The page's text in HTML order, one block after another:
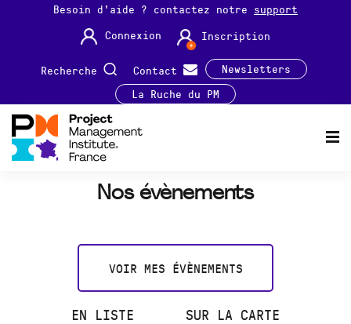
Besoin d'aide ? contactez notre support
Connexion
Inscription
Recherche Contact
Newsletters
La Ruche du PM
Nos évènements
VOIR MES ÉVÈNEMENTS
EN LISTE
SUR LA CARTE